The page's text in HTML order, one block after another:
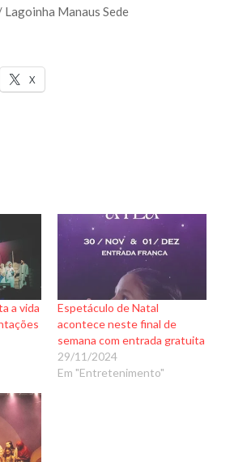
Manaus Sede
X
a vida
Espetáculo de Natal
acontece neste final de
semana com entrada gratuita
29/11/2024
Em "Entretenimento"